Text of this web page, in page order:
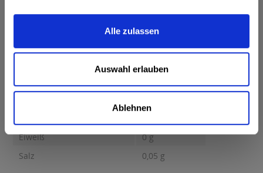
Alle zulassen
Auswahl erlauben
Ablehnen
Eiweiß
0 g
Salz
0,05 g